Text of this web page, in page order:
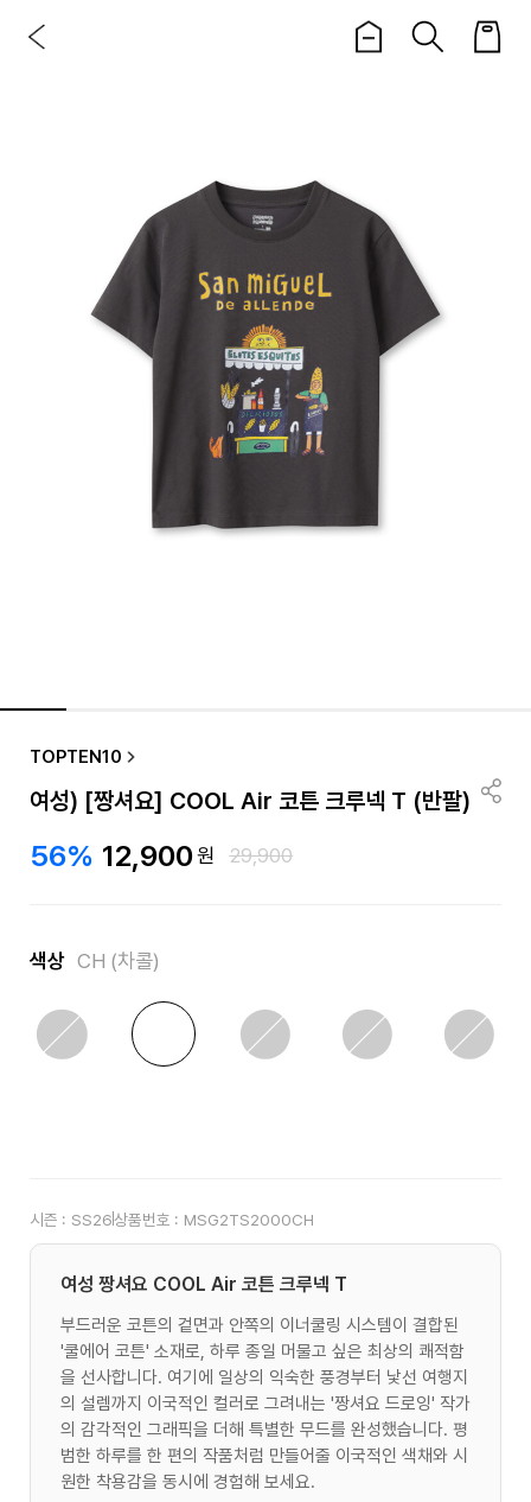
TOPTEN10
여성) [짱셔요] COOL Air 코튼 크루넥 T (반팔)
56% 12,900원 29,900
색상 CH (차콜)
시즌 : SS26상품번호 : MSG2TS2000CH
여성 짱셔요 COOL Air 코튼 크루넥 T
부드러운 코튼의 겉면과 안쪽의 이너쿨링 시스템이 결합된
'쿨에어 코튼' 소재로, 하루 종일 머물고 싶은 최상의 쾌적함
을 선사합니다. 여기에 일상의 익숙한 풍경부터 낯선 여행지
의 설렘까지 이국적인 컬러로 그려내는 '짱셔요 드로잉' 작가
의 감각적인 그래픽을 더해 특별한 무드를 완성했습니다. 평
범한 하루를 한 편의 작품처럼 만들어줄 이국적인 색채와 시
원한 착용감을 동시에 경험해 보세요.